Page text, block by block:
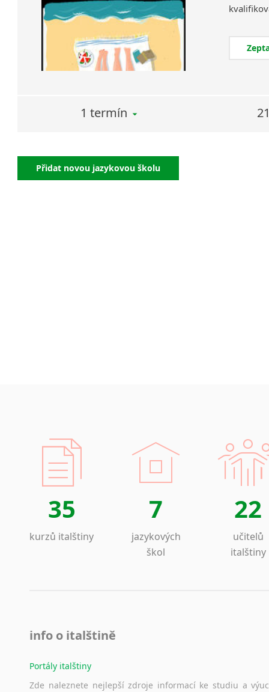
1 termín
Přidat novou jazykovou školu
35
kurzů italštiny
7
jazykových
škol
22
učitelů
italštiny
info o italštině
Portály italštiny
Zde naleznete nejlepší zdroje informací ke studiu a